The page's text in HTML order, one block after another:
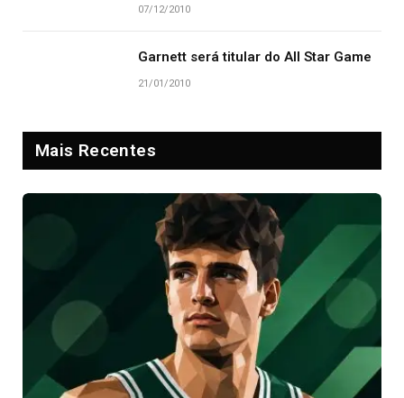
07/12/2010
Garnett será titular do All Star Game
21/01/2010
Mais Recentes